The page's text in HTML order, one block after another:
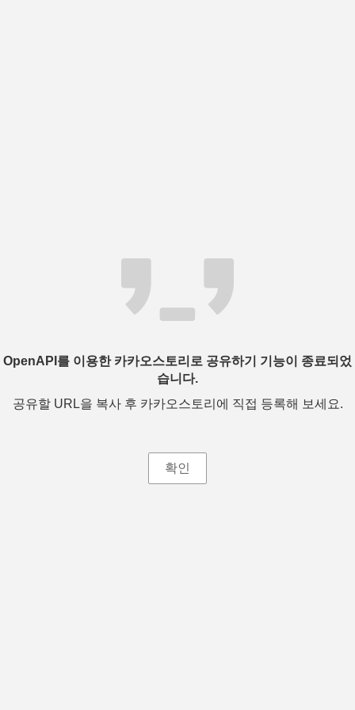
OpenAPI를 이용한 카카오스토리로 공유하기 기능이 종료되었
습니다.
공유할 URL을 복사 후 카카오스토리에 직접 등록해 보세요.
확인